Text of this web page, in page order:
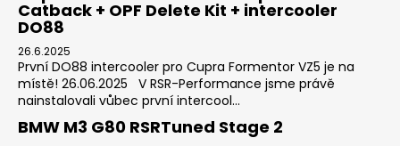
Catback + OPF Delete Kit + intercooler
DO88
26.6.2025
První DO88 intercooler pro Cupra Formentor VZ5 je na
místě! 26.06.2025 V RSR-Performance jsme právě
nainstalovali vůbec první intercool...
BMW M3 G80 RSRTuned Stage 2